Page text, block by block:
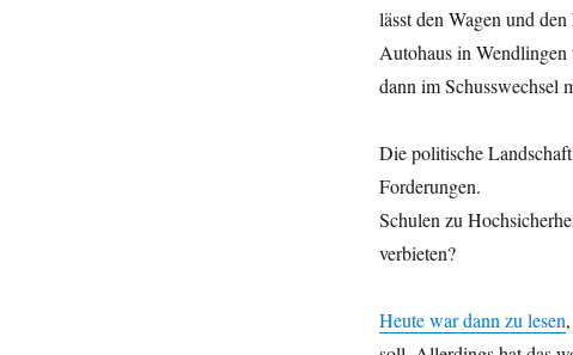
lässt den Wagen und
Autohaus in
dann im Schusswechsel
Die politische
Forderungen.
Schulen zu
verbieten?
Heute war dann zu lesen